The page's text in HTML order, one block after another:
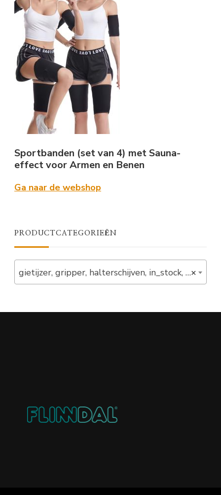
Sportbanden (set van 4) met Sauna-
effect voor Armen en Benen
Ga naar de webshop
PRODUCTCATEGORIEËN
×
gietijzer, gripper, halterschijven, in_stock, schijven, verlaagd (3)